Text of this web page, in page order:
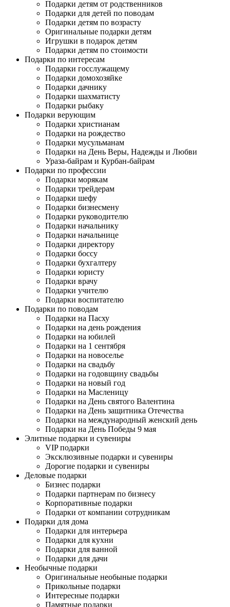
Подарки детям от родственников
Подарки для детей по поводам
Подарки детям по возрасту
Оригинальные подарки детям
Игрушки в подарок детям
Подарки детям по стоимости
Подарки по интересам
Подарки госслужащему
Подарки домохозяйке
Подарки дачнику
Подарки шахматисту
Подарки рыбаку
Подарки верующим
Подарки христианам
Подарки на рождество
Подарки мусульманам
Подарки на День Веры, Надежды и Любви
Ураза-байрам и Курбан-байрам
Подарки по профессии
Подарки морякам
Подарки трейдерам
Подарки шефу
Подарки бизнесмену
Подарки руководителю
Подарки начальнику
Подарки начальнице
Подарки директору
Подарки боссу
Подарки бухгалтеру
Подарки юристу
Подарки врачу
Подарки учителю
Подарки воспитателю
Подарки по поводам
Подарки на Пасху
Подарки на день рождения
Подарки на юбилей
Подарки на 1 сентября
Подарки на новоселье
Подарки на свадьбу
Подарки на годовщину свадьбы
Подарки на новый год
Подарки на Масленицу
Подарки на День святого Валентина
Подарки на День защитника Отечества
Подарки на международный женский день
Подарки на День Победы 9 мая
Элитные подарки и сувениры
VIP подарки
Эксклюзивные подарки и сувениры
Дорогие подарки и сувениры
Деловые подарки
Бизнес подарки
Подарки партнерам по бизнесу
Корпоративные подарки
Подарки от компании сотрудникам
Подарки для дома
Подарки для интерьера
Подарки для кухни
Подарки для ванной
Подарки для дачи
Необычные подарки
Оригинальные необыные подарки
Прикольные подарки
Интересные подарки
Памятные подарки